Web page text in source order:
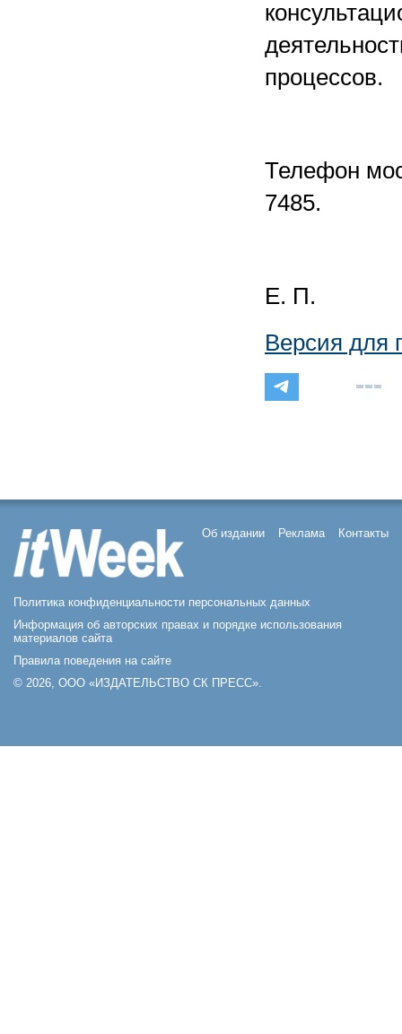
процессов.
Телефон
7485.
Е. П.
Версия для
Об издании Реклама Контакты
Политика конфиденциальности персональных данных
Информация об авторских правах и порядке использования
материалов сайта
Правила поведения на сайте
© 2026, ООО «ИЗДАТЕЛЬСТВО СК ПРЕСС».